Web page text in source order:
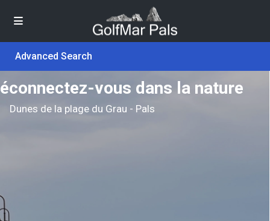
Advanced Search
vous dans la nature
Dunes de la plage du Grau - Pals